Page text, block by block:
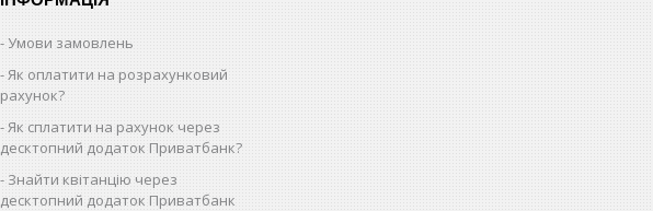
Умови замовлень
Як оплатити на розрахунковий
рахунок?
Як cплатити на рахунок через
десктопний додаток Приватбанк?
Знайти квітанцію через
десктопний додаток Приватбанк